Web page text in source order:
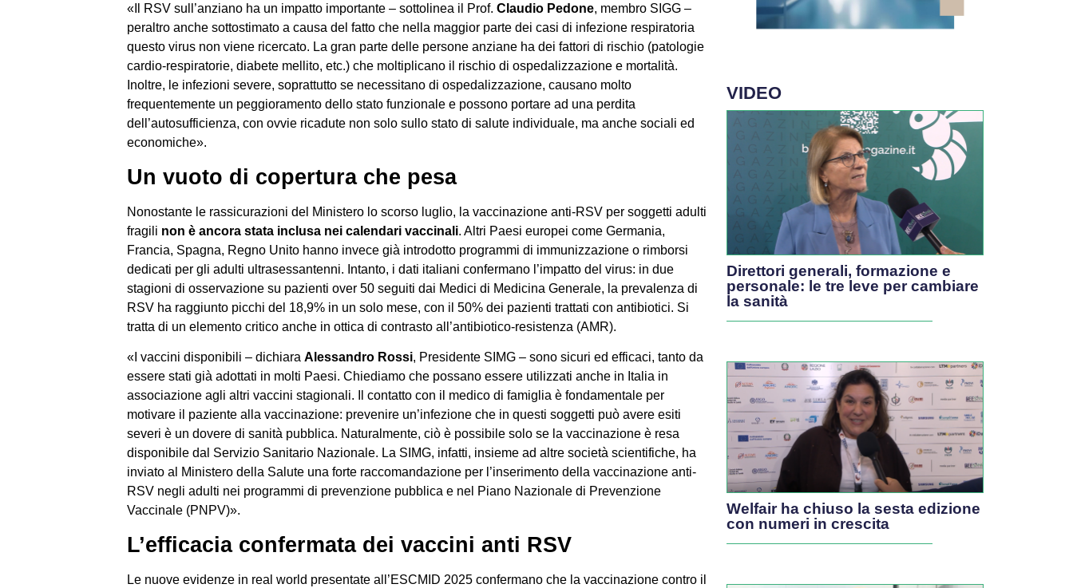
«Il RSV sull’anziano ha un impatto importante – sottolinea il Prof. Claudio Pedone, membro SIGG –
peraltro anche sottostimato a causa del fatto che nella maggior parte dei casi di infezione respiratoria
questo virus non viene ricercato. La gran parte delle persone anziane ha dei fattori di rischio (patologie
cardio-respiratorie, diabete mellito, etc.) che moltiplicano il rischio di ospedalizzazione e mortalità.
Inoltre, le infezioni severe, soprattutto se necessitano di ospedalizzazione, causano molto
frequentemente un peggioramento dello stato funzionale e possono portare ad una perdita
dell’autosufficienza, con ovvie ricadute non solo sullo stato di salute individuale, ma anche sociali ed
economiche».
Un vuoto di copertura che pesa
Nonostante le rassicurazioni del Ministero lo scorso luglio, la vaccinazione anti-RSV per soggetti adulti
fragili non è ancora stata inclusa nei calendari vaccinali. Altri Paesi europei come Germania,
Francia, Spagna, Regno Unito hanno invece già introdotto programmi di immunizzazione o rimborsi
dedicati per gli adulti ultrasessantenni. Intanto, i dati italiani confermano l’impatto del virus: in due
stagioni di osservazione su pazienti over 50 seguiti dai Medici di Medicina Generale, la prevalenza di
RSV ha raggiunto picchi del 18,9% in un solo mese, con il 50% dei pazienti trattati con antibiotici. Si
tratta di un elemento critico anche in ottica di contrasto all’antibiotico-resistenza (AMR).
«I vaccini disponibili – dichiara Alessandro Rossi, Presidente SIMG – sono sicuri ed efficaci, tanto da
essere stati già adottati in molti Paesi. Chiediamo che possano essere utilizzati anche in Italia in
associazione agli altri vaccini stagionali. Il contatto con il medico di famiglia è fondamentale per
motivare il paziente alla vaccinazione: prevenire un’infezione che in questi soggetti può avere esiti
severi è un dovere di sanità pubblica. Naturalmente, ciò è possibile solo se la vaccinazione è resa
disponibile dal Servizio Sanitario Nazionale. La SIMG, infatti, insieme ad altre società scientifiche, ha
inviato al Ministero della Salute una forte raccomandazione per l’inserimento della vaccinazione anti-
RSV negli adulti nei programmi di prevenzione pubblica e nel Piano Nazionale di Prevenzione
Vaccinale (PNPV)».
L’efficacia confermata dei vaccini anti RSV
Le nuove evidenze in real world presentate all’ESCMID 2025 confermano che la vaccinazione contro il
VIDEO
Direttori generali, formazione e
personale: le tre leve per cambiare
la sanità
Welfair ha chiuso la sesta edizione
con numeri in crescita